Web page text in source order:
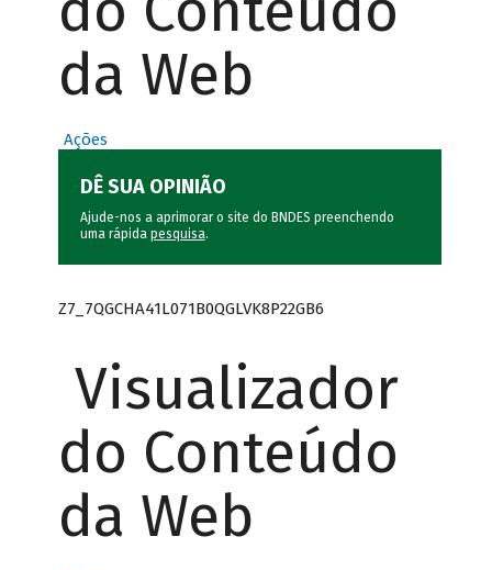
da Web
Ações
DÊ SUA OPINIÃO
Ajude-nos a aprimorar o site do BNDES preenchendo
uma rápida pesquisa.
Z7_7QGCHA41L071B0QGLVK8P22GB6
Visualizador
do Conteúdo
da Web